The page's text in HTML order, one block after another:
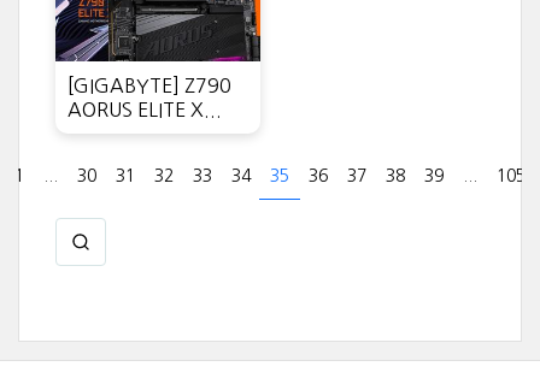
[GIGABYTE] Z790
AORUS ELITE X...
1 30 31 32 33 34 35 36 37 38 39 105